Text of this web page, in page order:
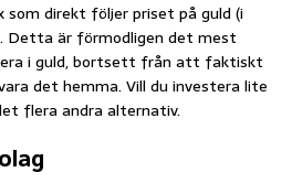
som direkt följer priset på guld (i
Detta är förmodligen det mest
i guld, bortsett från att faktiskt
det hemma. Vill du investera lite
flera andra alternativ.